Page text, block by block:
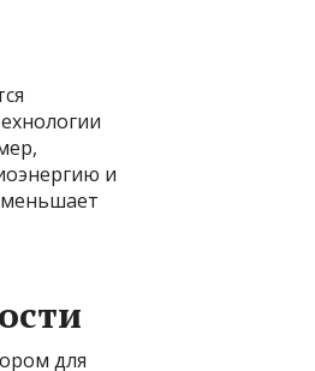
и
для